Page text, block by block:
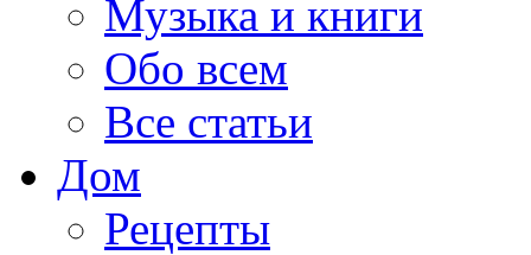
Музыка и книги
Обо всем
Все статьи
Дом
Рецепты